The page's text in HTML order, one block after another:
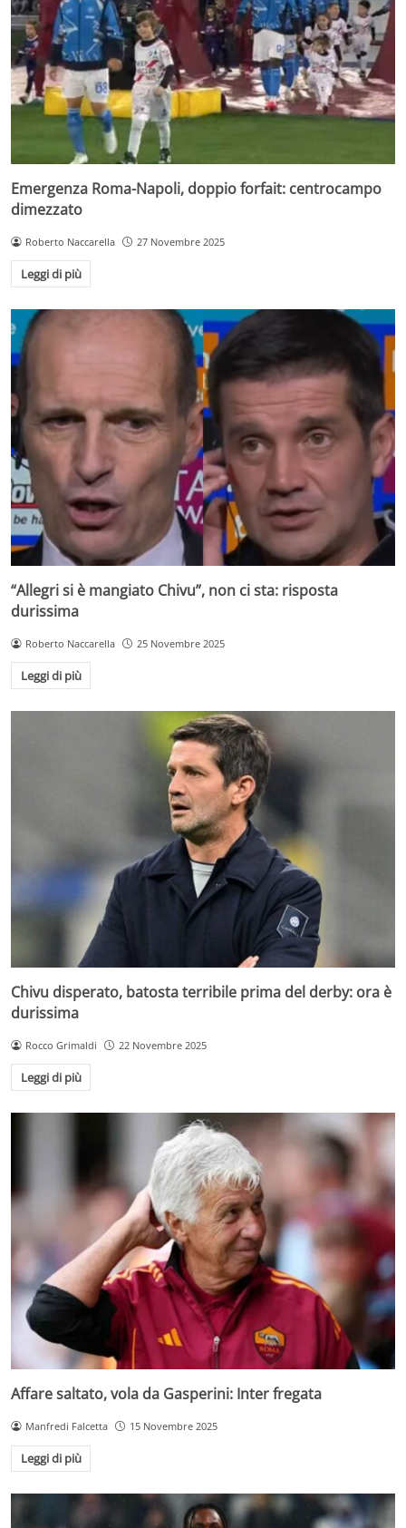
Emergenza Roma-Napoli, doppio forfait: centrocampo
dimezzato
Roberto Naccarella 27 Novembre 2025
Leggi di più
“Allegri si è mangiato Chivu”, non ci sta: risposta
durissima
Roberto Naccarella 25 Novembre 2025
Leggi di più
Chivu disperato, batosta terribile prima del derby: ora è
durissima
Rocco Grimaldi 22 Novembre 2025
Leggi di più
Affare saltato, vola da Gasperini: Inter fregata
Manfredi Falcetta 15 Novembre 2025
Leggi di più